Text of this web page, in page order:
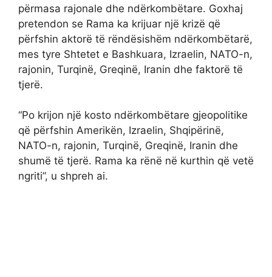
përmasa rajonale dhe ndërkombëtare. Goxhaj
pretendon se Rama ka krijuar një krizë që
përfshin aktorë të rëndësishëm ndërkombëtarë,
mes tyre Shtetet e Bashkuara, Izraelin, NATO-n,
rajonin, Turqinë, Greqinë, Iranin dhe faktorë të
tjerë.
“Po krijon një kosto ndërkombëtare gjeopolitike
që përfshin Amerikën, Izraelin, Shqipërinë,
NATO-n, rajonin, Turqinë, Greqinë, Iranin dhe
shumë të tjerë. Rama ka rënë në kurthin që vetë
ngriti”, u shpreh ai.